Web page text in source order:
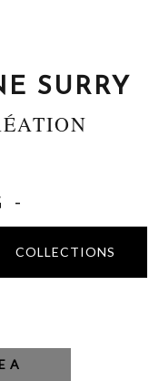
SURRY
A
-
COLLECTIONS